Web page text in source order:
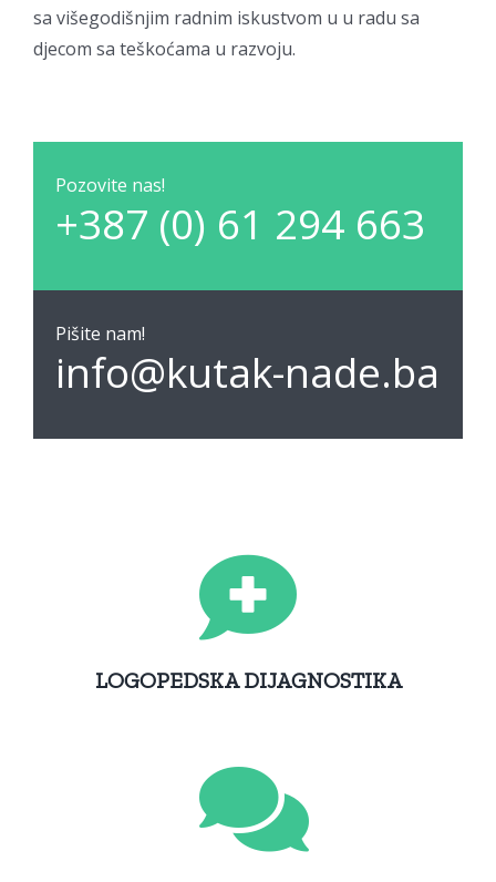
sa višegodišnjim radnim iskustvom u u radu sa
djecom sa teškoćama u razvoju.
Pozovite nas!
+387 (0) 61 294 663
Pišite nam!
info@kutak-nade.ba
LOGOPEDSKA DIJAGNOSTIKA